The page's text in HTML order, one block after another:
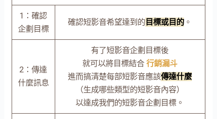
1：確認
企劃目標
確認短影音希望達到的 目標或目的 。
2：傳達
什麼訊息
有了短影音企劃目標後
就可以將目標結合行銷漏斗
進而搞清楚每部短影音應該傳達什麼
（生成哪些類型的短影音內容）
以達成我們的短影音企劃目標。